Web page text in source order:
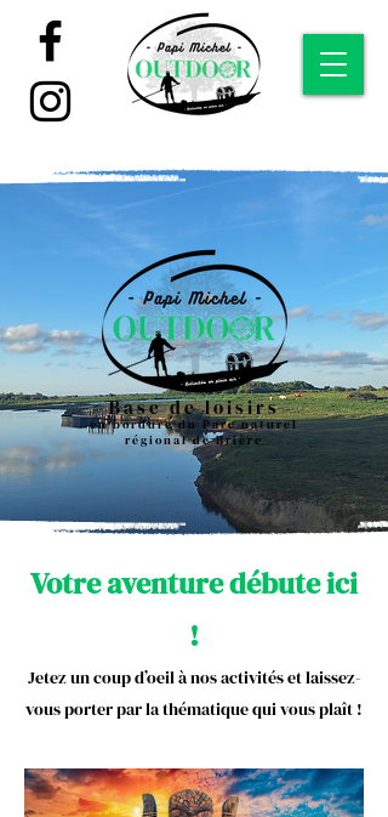
Base de loisirs
en bordure du Parc naturel
régional de Brière
Votre aventure débute ici
!
Jetez un coup d’oeil à nos activités et laissez-
vous porter par la thématique qui vous plaît !